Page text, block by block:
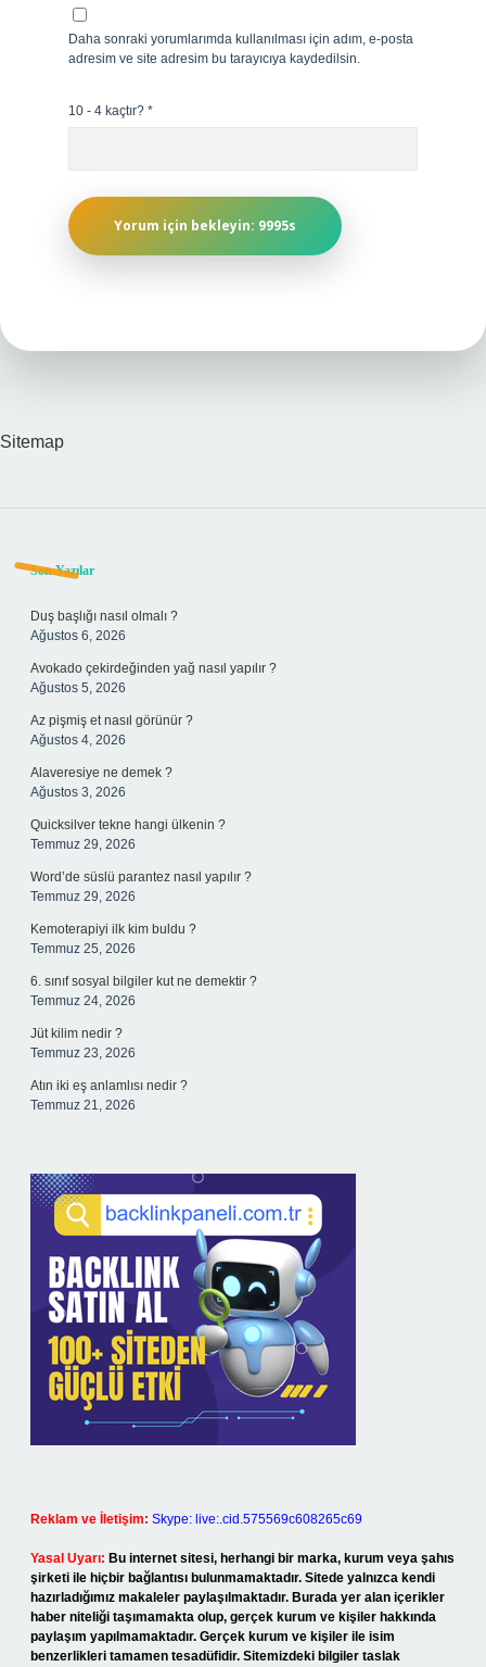
Daha sonraki yorumlarımda kullanılması için adım, e-posta
adresim ve site adresim bu tarayıcıya kaydedilsin.
10 - 4 kaçtır? *
Sitemap
Sidebar
Son Yazılar
Duş başlığı nasıl olmalı ?
Ağustos 6, 2026
Avokado çekirdeğinden yağ nasıl yapılır ?
Ağustos 5, 2026
Az pişmiş et nasıl görünür ?
Ağustos 4, 2026
Alaveresiye ne demek ?
Ağustos 3, 2026
Quicksilver tekne hangi ülkenin ?
Temmuz 29, 2026
Word’de süslü parantez nasıl yapılır ?
Temmuz 29, 2026
Kemoterapiyi ilk kim buldu ?
Temmuz 25, 2026
6. sınıf sosyal bilgiler kut ne demektir ?
Temmuz 24, 2026
Jüt kilim nedir ?
Temmuz 23, 2026
Atın iki eş anlamlısı nedir ?
Temmuz 21, 2026
Reklam ve İletişim: Skype: live:.cid.575569c608265c69
Yasal Uyarı: Bu internet sitesi, herhangi bir marka, kurum veya şahıs
şirketi ile hiçbir bağlantısı bulunmamaktadır. Sitede yalnızca kendi
hazırladığımız makaleler paylaşılmaktadır. Burada yer alan içerikler
haber niteliği taşımamakta olup, gerçek kurum ve kişiler hakkında
paylaşım yapılmamaktadır. Gerçek kurum ve kişiler ile isim
benzerlikleri tamamen tesadüfidir. Sitemizdeki bilgiler taslak